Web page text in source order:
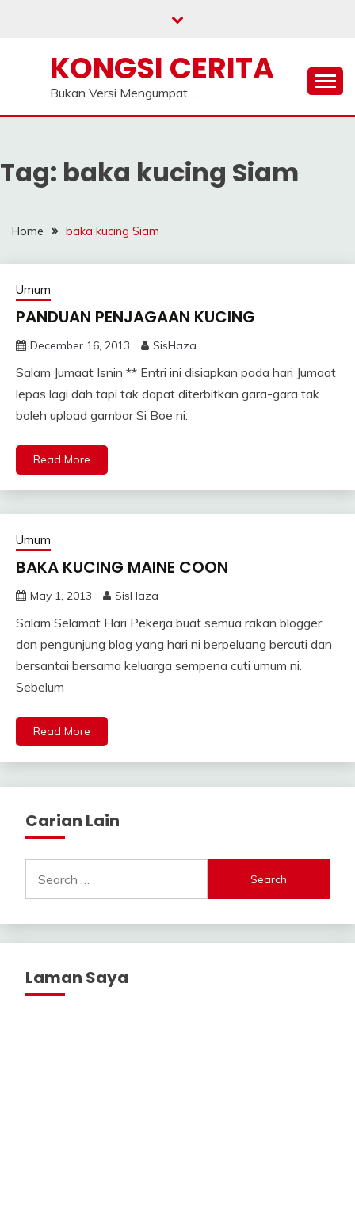
KONGSI CERITA
Bukan Versi Mengumpat…
Tag: baka kucing Siam
Home baka kucing Siam
Umum
PANDUAN PENJAGAAN KUCING
December 16, 2013 SisHaza
Salam Jumaat Isnin ** Entri ini disiapkan pada hari Jumaat
lepas lagi dah tapi tak dapat diterbitkan gara-gara tak
boleh upload gambar Si Boe ni.
Read More
Umum
BAKA KUCING MAINE COON
May 1, 2013 SisHaza
Salam Selamat Hari Pekerja buat semua rakan blogger
dan pengunjung blog yang hari ni berpeluang bercuti dan
bersantai bersama keluarga sempena cuti umum ni.
Sebelum
Read More
Carian Lain
for:
Laman Saya